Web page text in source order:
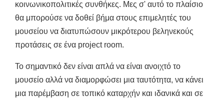
κοινωνικοπολιτικές συνθήκες. Μες σ' αυτό το πλαίσιο
θα μπορούσε να δοθεί βήμα στους επιμελητές του
μουσείου να διατυπώσουν μικρότερου βεληνεκούς
προτάσεις σε ένα project room.
Το σημαντικό δεν είναι απλά να είναι ανοιχτό το
μουσείο αλλά να διαμορφώσει μια ταυτότητα, να κάνει
μια παρέμβαση σε τοπικό καταρχήν και ιδανικά και σε